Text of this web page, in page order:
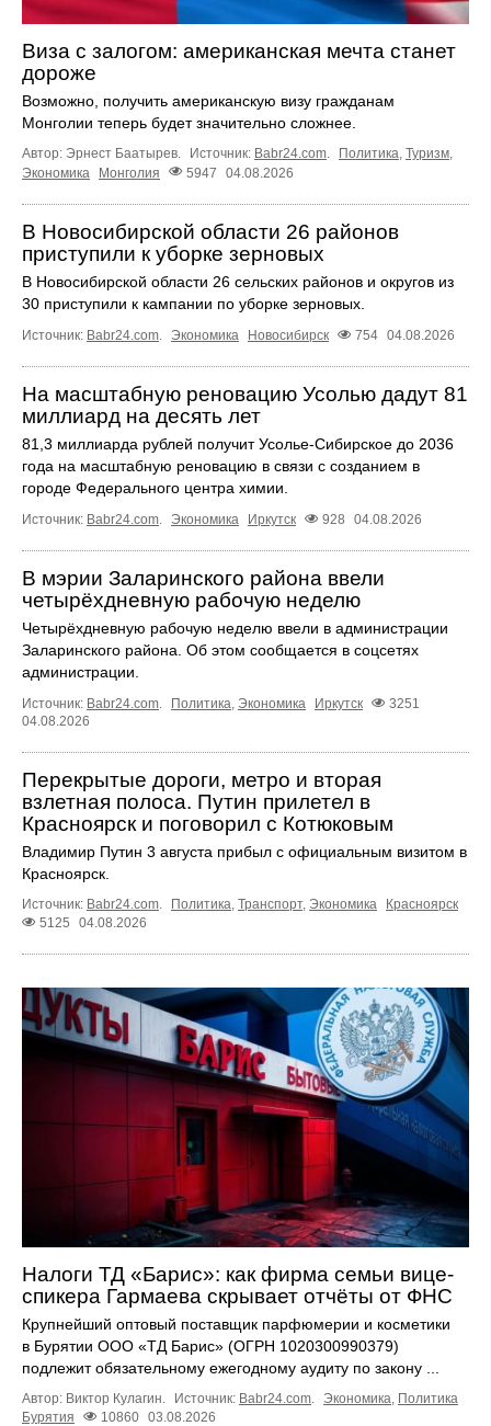
Виза с залогом: американская мечта станет
дороже
Возможно, получить американскую визу гражданам
Монголии теперь будет значительно сложнее.
Автор: Эрнест Баатырев. Источник: Babr24.com. Политика, Туризм,
Экономика
Монголия 5947 04.08.2026
В Новосибирской области 26 районов
приступили к уборке зерновых
В Новосибирской области 26 сельских районов и округов из
30 приступили к кампании по уборке зерновых.
Источник: Babr24.com Экономика Новосибирск 754 04.08.2026
На масштабную реновацию Усолью дадут 81
миллиард на десять лет
81,3 миллиарда рублей получит Усолье‑Сибирское до 2036
года на масштабную реновацию в связи с созданием в
городе Федерального центра химии.
Источник: Babr24.com Экономика Иркутск 928 04.08.2026
В мэрии Заларинского района ввели
четырёхдневную рабочую неделю
Четырёхдневную рабочую неделю ввели в администрации
Заларинского района. Об этом сообщается в соцсетях
администрации.
Источник: Babr24.com. Политика, Экономика Иркутск
3251
04.08.2026
Перекрытые дороги, метро и вторая
взлетная полоса. Путин прилетел в
Красноярск и поговорил с Котюковым
Владимир Путин 3 августа прибыл с официальным визитом в
Красноярск.
Источник: Babr24.com. Политика, Транспорт, Экономика
Красноярск
5125
04.08.2026
Налоги ТД «Барис»: как фирма семьи вице-
спикера Гармаева скрывает отчёты от ФНС
Крупнейший оптовый поставщик парфюмерии и косметики
в Бурятии ООО «ТД Барис» (ОГРН 1020300990379)
подлежит обязательному ежегодному аудиту по закону ...
Автор: Виктор Кулагин. Источник: Babr24.com Экономика Политика
Бурятия
10860 03.08.2026